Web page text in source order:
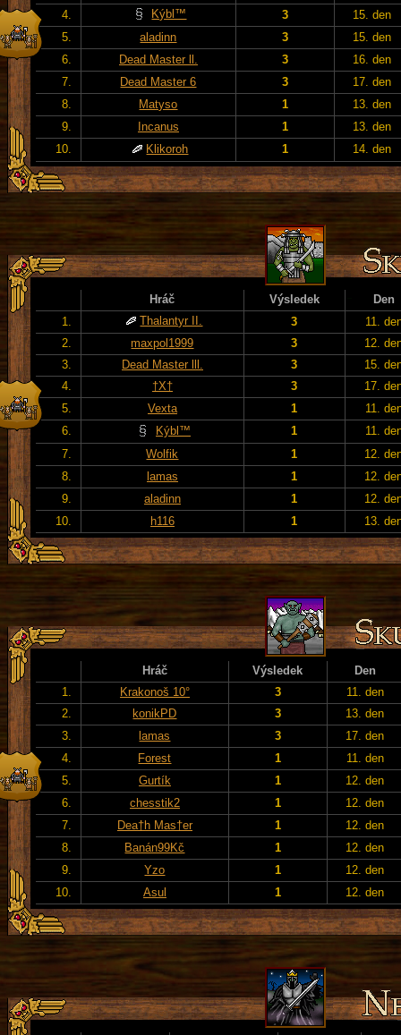
4.
Kýbl™ 3
15. den
5.
aladinn 3
15. den
6.
Dead Master ll. 3
16. den
7.
Dead Master 6 3
17. den
8.
Matyso 1
13. den
9.
Incanus 1
13. den
10.
Klikoroh 1 14. den
Hráč Výsledek
Den
1.
Thalantyr II. 3
11.
2.
maxpol1999 3
12.
3.
Dead Master lll. 3
15.
4.
†X† 3
17.
5.
Vexta 1
11.
6.
Kýbl™ 1
11.
7.
Wolfik 1
12.
8.
lamas 1
12.
9.
aladinn 1
12.
10.
h116 1 13.
Hráč Výsledek
Den
1.
Krakonoš 10° 3
11. den
2.
konikPD 3
13. den
3.
lamas 3
17. den
4.
Forest 1
11. den
5.
Gurtík 1
12. den
6.
chesstik2 1
12. den
7.
Dea†h Mas†er 1
12. den
8.
Banán99Kč 1
12. den
9.
Yzo 1
12. den
10.
Asul 1 12. den